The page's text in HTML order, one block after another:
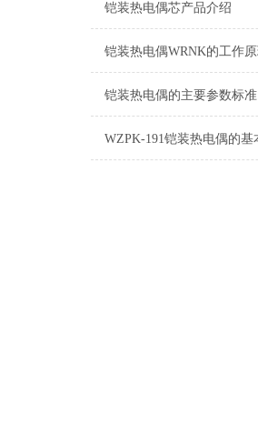
铠装热电偶芯产品介绍
铠装热电偶的主要参数标准